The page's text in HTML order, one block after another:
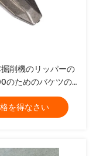
削機のリッパーの
のためのバケツの
を得なさい